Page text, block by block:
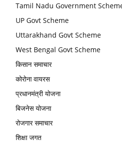
Tamil Nadu Government
UP Govt Scheme
Uttarakhand Govt Scheme
West Bengal Govt Scheme
किसान समाचार
कोरोना वायरस
प्रधानमंत्री योजना
बिजनेस योजना
रोजगार समाचार
शिक्षा जगत